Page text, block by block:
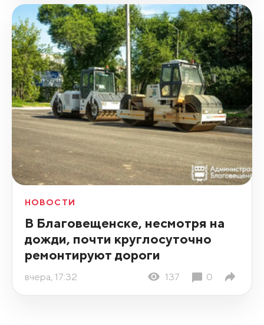
НОВОСТИ
В Благовещенске, несмотря на
дожди, почти круглосуточно
ремонтируют дороги
вчера, 17:32 137 0